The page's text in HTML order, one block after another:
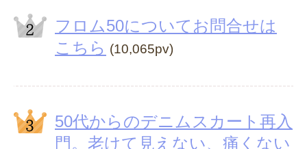
フロム50についてお問合せは
こちら (10,065pv)
50代からのデニムスカート再入
門。老けて見えない、痛くない